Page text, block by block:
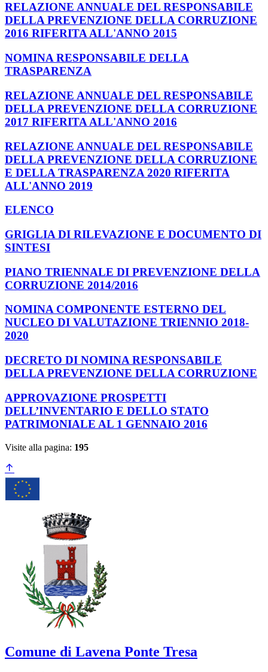
RELAZIONE ANNUALE DEL RESPONSABILE
DELLA PREVENZIONE DELLA CORRUZIONE
2016 RIFERITA ALL'ANNO 2015
NOMINA RESPONSABILE DELLA
TRASPARENZA
RELAZIONE ANNUALE DEL RESPONSABILE
DELLA PREVENZIONE DELLA CORRUZIONE
2017 RIFERITA ALL'ANNO 2016
RELAZIONE ANNUALE DEL RESPONSABILE
DELLA PREVENZIONE DELLA CORRUZIONE
E DELLA TRASPARENZA 2020 RIFERITA
ALL'ANNO 2019
ELENCO
GRIGLIA DI RILEVAZIONE E DOCUMENTO DI
SINTESI
PIANO TRIENNALE DI PREVENZIONE DELLA
CORRUZIONE 2014/2016
NOMINA COMPONENTE ESTERNO DEL
NUCLEO DI VALUTAZIONE TRIENNIO 2018-
2020
DECRETO DI NOMINA RESPONSABILE
DELLA PREVENZIONE DELLA CORRUZIONE
APPROVAZIONE PROSPETTI
DELL’INVENTARIO E DELLO STATO
PATRIMONIALE AL 1 GENNAIO 2016
Visite alla pagina: 195
Comune di Lavena Ponte Tresa